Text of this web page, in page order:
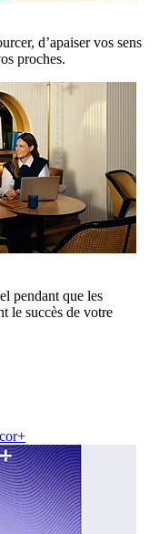
d’apaiser vos sens
proches.
pendant que les
le succès de votre